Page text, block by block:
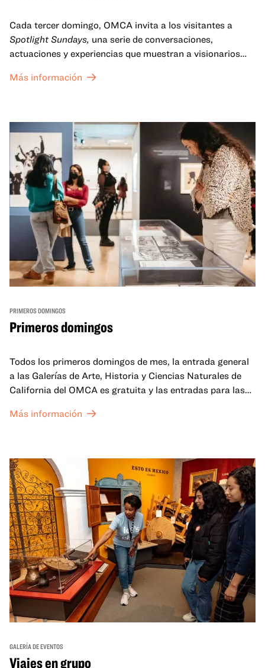
Cada tercer domingo, OMCA invita a los visitantes a
Spotlight Sundays, una serie de conversaciones,
actuaciones y experiencias que muestran a visionarios
Más información
PRIMEROS DOMINGOS
Primeros domingos
Todos los primeros domingos de mes, la entrada general
a las Galerías de Arte, Historia y Ciencias Naturales de
California del OMCA es gratuita y las entradas para las
a un precio reducido de 6 $.
Más información
GALERÍA DE EVENTOS
Viajes en grupo